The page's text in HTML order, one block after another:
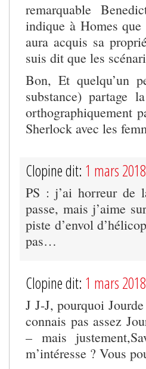
remarquable
indique à Homes
aura acquis sa
suis dit que les
Bon, Et quelqu’un
substance) partage
orthographiquement
Sherlock avec les
Clopine dit: 1 mars
PS : j’ai horreur de
passe, mais j’aime
piste d’envol
pas…
Clopine dit: 1 mars
J J-J, pourquoi
connais pas assez
– mais
m’intéresse ? Vous